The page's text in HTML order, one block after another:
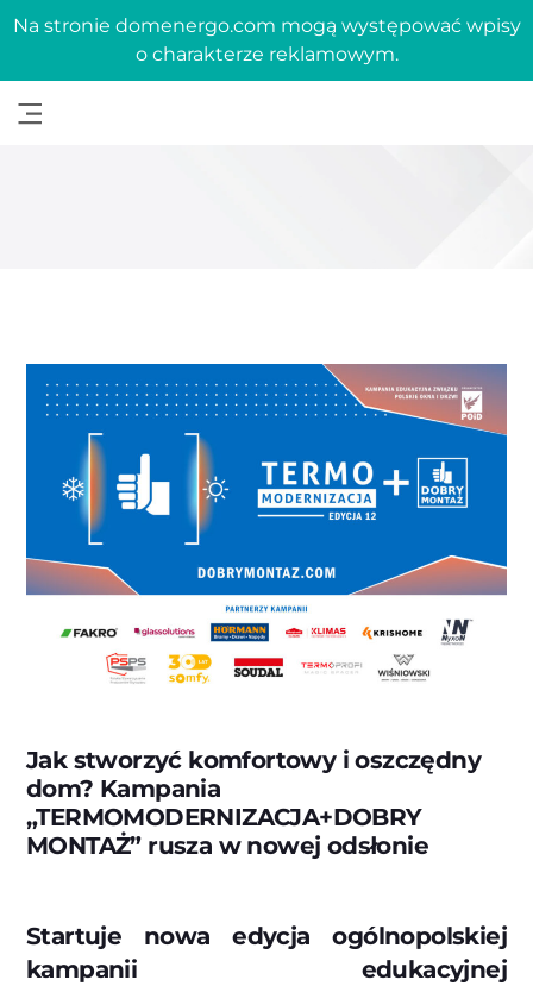
Na stronie domenergo.com mogą występować wpisy
o charakterze reklamowym.
Jak stworzyć komfortowy i oszczędny
dom? Kampania
„TERMOMODERNIZACJA+DOBRY
MONTAŻ” rusza w nowej odsłonie
Startuje nowa edycja ogólnopolskiej
kampanii edukacyjnej